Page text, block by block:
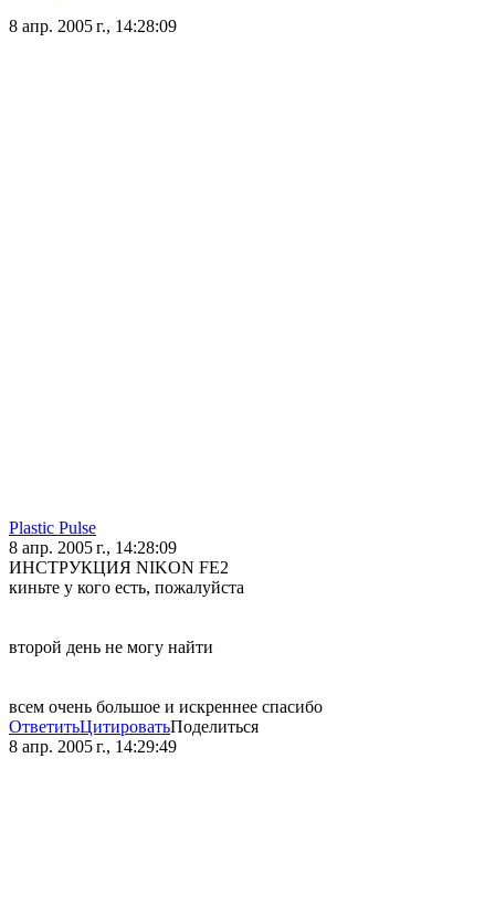
8 апр. 2005 г., 14:28:09
Plastic Pulse
8 апр. 2005 г., 14:28:09
ИНСТРУКЦИЯ NIKON FE2
киньте у кого есть, пожалуйста
второй день не могу найти
всем очень большое и искреннее спасибо
ОтветитьЦитироватьПоделиться
8 апр. 2005 г., 14:29:49